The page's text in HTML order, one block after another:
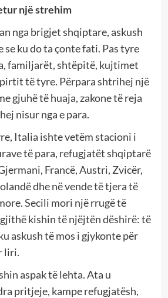
një strehim
nga brigjet shqiptare, askush
se ku do ta çonte fati. Pas tyre
familjarët, shtëpitë, kujtimet
të tyre. Përpara shtrihej një
gjuhë të huaja, zakone të reja
nisur nga e para.
Italia ishte vetëm stacioni i
të para, refugjatët shqiptarë
Francë, Austri, Zvicër,
dhe në vende të tjera të
Secili mori një rrugë të
kishin të njëjtën dëshirë: të
askush të mos i gjykonte për
liri.
aspak të lehta. Ata u
pritjeje, kampe refugjatësh,